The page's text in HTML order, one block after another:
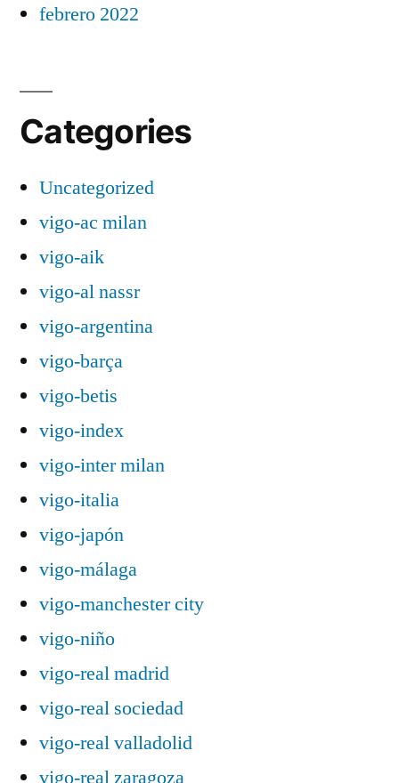
febrero 2022
Categories
Uncategorized
vigo-ac milan
vigo-aik
vigo-al nassr
vigo-argentina
vigo-barça
vigo-betis
vigo-index
vigo-inter milan
vigo-italia
vigo-japón
vigo-málaga
vigo-manchester city
vigo-niño
vigo-real madrid
vigo-real sociedad
vigo-real valladolid
vigo-real zaragoza